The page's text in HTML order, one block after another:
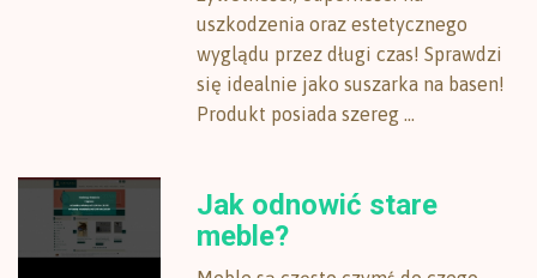
uszkodzenia oraz estetycznego
wyglądu przez długi czas! Sprawdzi
się idealnie jako suszarka na basen!
Produkt posiada szereg ...
Jak odnowić stare
meble?